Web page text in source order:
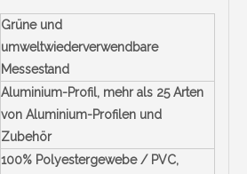
Grüne und
umweltwiederverwendbare
Messestand
Aluminium-Profil, mehr als 25 Arten
von Aluminium-Profilen und
Zubehör
100% Polyestergewebe / PVC,